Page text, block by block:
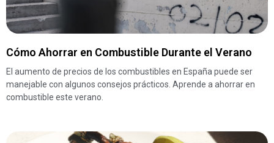
Cómo Ahorrar en Combustible Durante el Verano
El aumento de precios de los combustibles en España puede ser
manejable con algunos consejos prácticos. Aprende a ahorrar en
combustible este verano.